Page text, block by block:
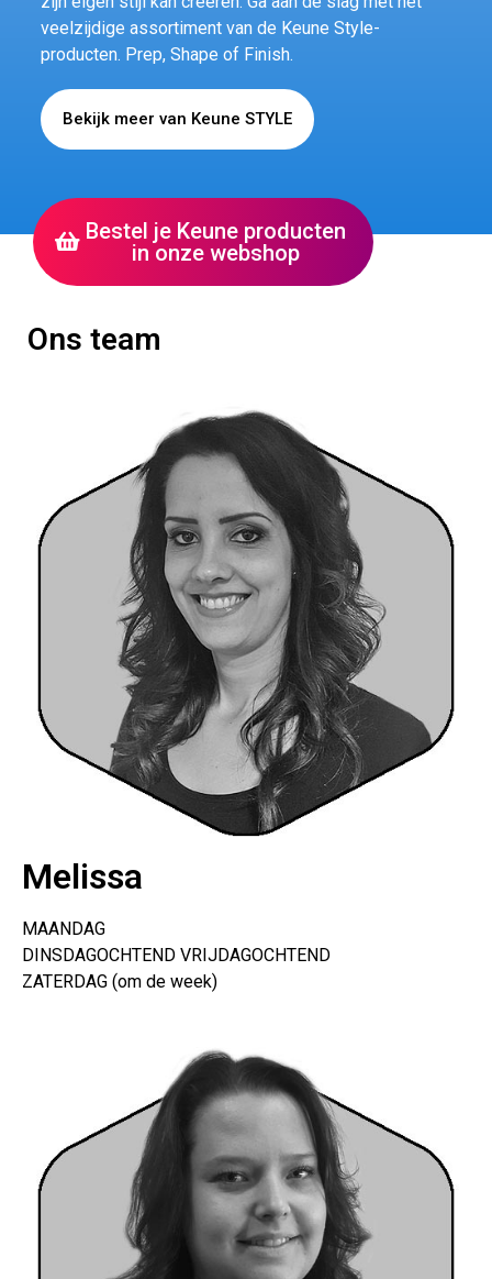
veelzijdige assortiment van de Keune Style-
producten. Prep, Shape of Finish.
Bekijk meer van Keune STYLE
Bestel je Keune producten
in onze webshop
Ons team
Melissa
MAANDAG
DINSDAGOCHTEND VRIJDAGOCHTEND
ZATERDAG (om de week)